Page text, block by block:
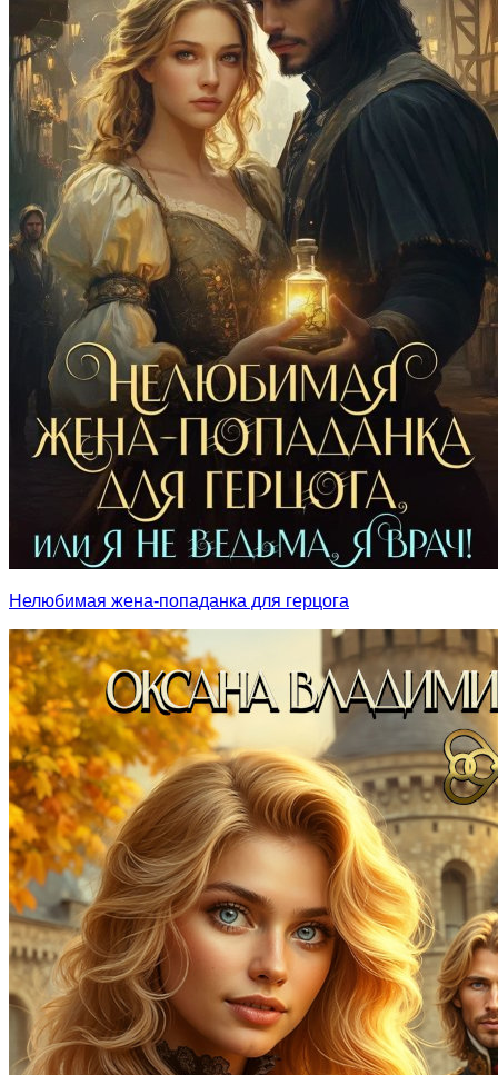
Нелюбимая жена-попаданка для герцога